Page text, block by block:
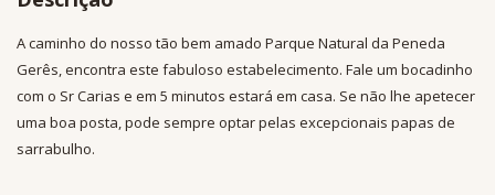
A caminho do nosso tão bem amado Parque Natural da Peneda
Gerês, encontra este fabuloso estabelecimento. Fale um bocadinho
com o Sr Carias e em 5 minutos estará em casa. Se não lhe apetecer
uma boa posta, pode sempre optar pelas excepcionais papas de
sarrabulho.